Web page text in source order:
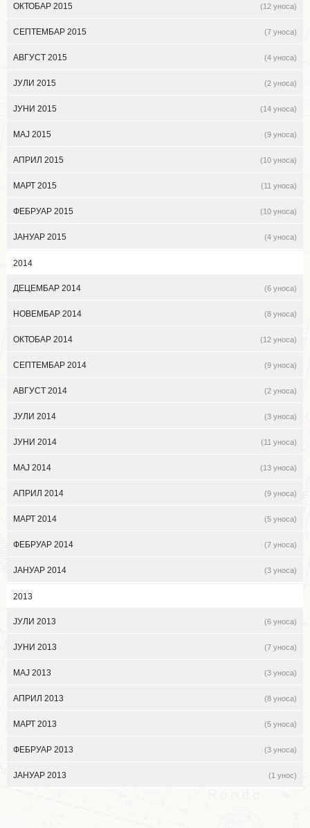
ОКТОБАР 2015 (12 уноса)
СЕПТЕМБАР 2015 (7 уноса)
АВГУСТ 2015 (4 уноса)
ЈУЛИ 2015 (2 уноса)
ЈУНИ 2015 (14 уноса)
МАЈ 2015 (9 уноса)
АПРИЛ 2015 (10 уноса)
МАРТ 2015 (11 уноса)
ФЕБРУАР 2015 (10 уноса)
ЈАНУАР 2015 (4 уноса)
2014
ДЕЦЕМБАР 2014 (6 уноса)
НОВЕМБАР 2014 (8 уноса)
ОКТОБАР 2014 (12 уноса)
СЕПТЕМБАР 2014 (9 уноса)
АВГУСТ 2014 (2 уноса)
ЈУЛИ 2014 (3 уноса)
ЈУНИ 2014 (11 уноса)
МАЈ 2014 (13 уноса)
АПРИЛ 2014 (9 уноса)
МАРТ 2014 (5 уноса)
ФЕБРУАР 2014 (7 уноса)
ЈАНУАР 2014 (3 уноса)
2013
ЈУЛИ 2013 (6 уноса)
ЈУНИ 2013 (7 уноса)
МАЈ 2013 (3 уноса)
АПРИЛ 2013 (8 уноса)
МАРТ 2013 (5 уноса)
ФЕБРУАР 2013 (3 уноса)
ЈАНУАР 2013 (1 унос)